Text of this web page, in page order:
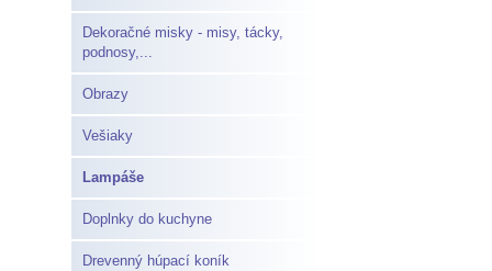
Dekoračné misky - misy, tácky,
podnosy,...
Obrazy
Vešiaky
Lampáše
Doplnky do kuchyne
Drevenný húpací koník